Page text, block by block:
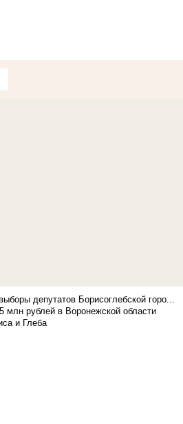
депутатов Борисоглебской горо...
млн рублей в Воронежской области
и Глеба